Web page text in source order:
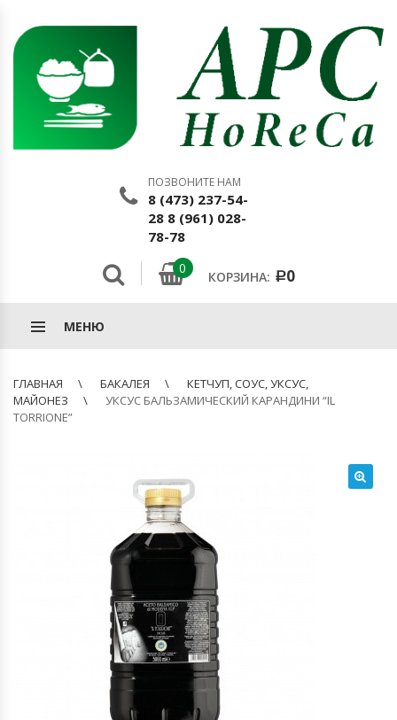
ПОЗВОНИТЕ НАМ
8 (473) 237-54-
28 8 (961) 028-
78-78
0
КОРЗИНА: Р0
МЕНЮ
ГЛАВНАЯ БАКАЛЕЯ
КЕТЧУП, СОУС, УКСУС,
МАЙОНЕЗ
УКСУС БАЛЬЗАМИЧЕСКИЙ КАРАНДИНИ “IL
TORRIONE”